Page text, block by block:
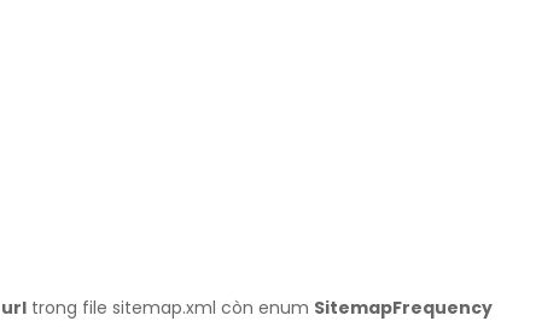
url trong file sitemap.xml còn enum SitemapFrequency